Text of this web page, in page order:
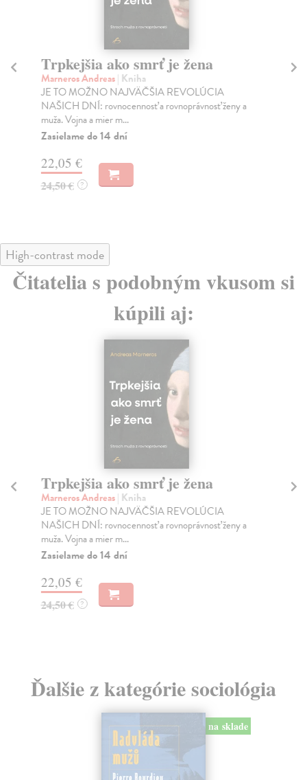
Trpkejšia ako smrť je žena
Marneros Andreas| Kniha
JE TO MOŽNO NAJVÄČŠIA REVOLÚCIA
NAŠICH DNÍ: rovnocennosť a rovnoprávnosť ženy a
muža. Vojna a mier m...
Zasielame do 14 dní
22,05 €
24,50 € ?
High-contrast mode
Čitatelia s podobným vkusom si
kúpili aj:
Trpkejšia ako smrť je žena
Marneros Andreas| Kniha
JE TO MOŽNO NAJVÄČŠIA REVOLÚCIA
NAŠICH DNÍ: rovnocennosť a rovnoprávnosť ženy a
muža. Vojna a mier m...
Zasielame do 14 dní
22,05 €
24,50 € ?
Ďalšie z kategórie sociológia
na sklade